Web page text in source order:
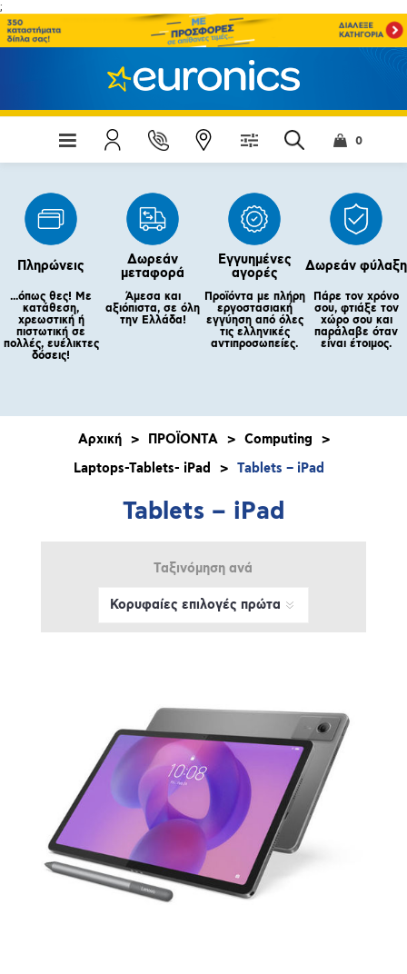
;
0
Πληρώνεις
...όπως θες! Με
κατάθεση,
χρεωστική ή
πιστωτική σε
πολλές, ευέλικτες
δόσεις!
Δωρεάν
μεταφορά
Άμεσα και
αξιόπιστα, σε όλη
την Ελλάδα!
Εγγυημένες
αγορές
Προϊόντα με πλήρη
εργοστασιακή
εγγύηση από όλες
τις ελληνικές
αντιπροσωπείες.
Δωρεάν φύλαξη
Πάρε τον χρόνο
σου, φτιάξε τον
χώρο σου και
παράλαβε όταν
είναι έτοιμος.
Αρχική > ΠΡΟΪΟΝΤΑ > Computing
>
Laptops-Tablets- iPad
> Tablets – iPad
Tablets – iPad
Ταξινόμηση ανά